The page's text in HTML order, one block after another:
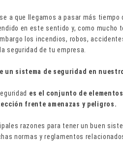
a que llegamos a pasar más
en este sentido y, como mucho
los incendios, robos,
seguridad de tu empresa.
un sistema de seguridad en
es el conjunto de
frente amenazas y peligros.
razones para tener un buen
normas y reglamentos